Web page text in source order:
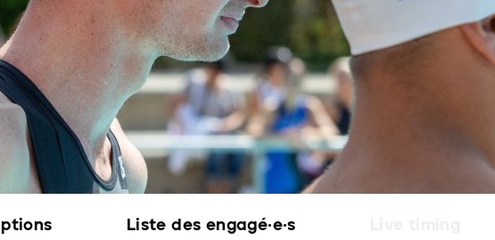
Liste des engagé·e·s